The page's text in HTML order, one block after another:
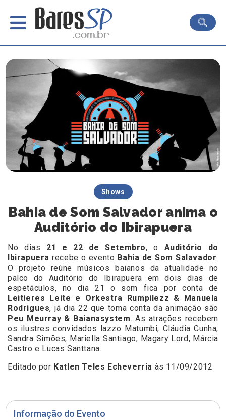
Informação do Evento
Shows
Bahia de Som Salvador anima o
Auditório do Ibirapuera
No dias 21 e 22 de Setembro, o Auditório do
Ibirapuera recebe o evento Bahia de Som Salavador.
O projeto reúne músicos baianos da atualidade no
palco do Auditório do Ibirapuera em dois dias de
espetáculos, no dia 21 o som fica por conta de
Leitieres Leite e Orkestra Rumpilezz & Manuela
Rodrigues, já dia 22 que toma conta da animação são
Peu Meurray & Baianasystem. As atrações recebem
os ilustres convidados lazzo Matumbi, Cláudia Cunha,
Sandra Simões, Mariella Santiago, Magary Lord, Márcia
Castro e Lucas Santtana.
Editado por Katlen Teles Echeverria às 11/09/2012